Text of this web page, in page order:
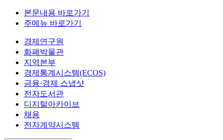
본문내용 바로가기
주메뉴 바로가기
경제연구원
화폐박물관
지역본부
경제통계시스템(ECOS)
금융·경제 스냅샷
전자도서관
디지털아카이브
채용
전자계약시스템